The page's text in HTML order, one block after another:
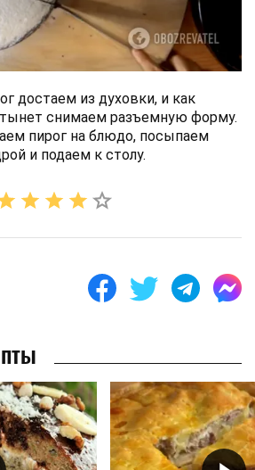
достаем из духовки, и как
снимаем разъемную форму.
пирог на блюдо, посыпаем
и подаем к столу.